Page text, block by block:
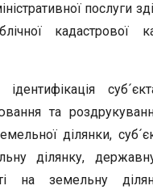
послуги
кадастрової
та
ділянки,
ділянку,
на земельну